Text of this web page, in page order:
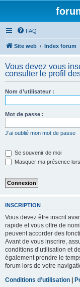
FAQ
Site web Index forum
Vous devez vous
consulter le profil
Nom d’utilisateur :
Mot de passe :
J’ai oublié mon mot de passe
Se souvenir de moi
Masquer ma présence
INSCRIPTION
Vous devez être inscrit
rapide et vous offre de
peuvent accorder des
Avant de vous inscrire,
conditions d’utilisation et
également prendre le
forum lors de votre
Conditions d’utilisation |